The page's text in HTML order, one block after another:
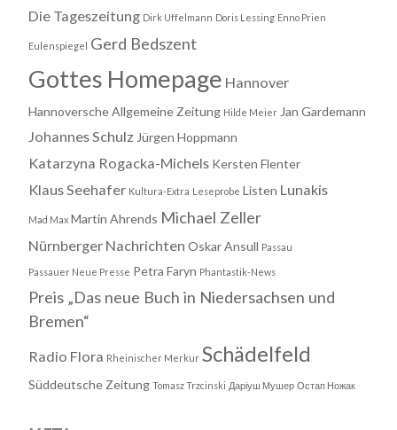
Die Tageszeitung Dirk Uffelmann Doris Lessing Enno Prien
Eulenspiegel Gerd Bedszent
Gottes Homepage Hannover
Hannoversche Allgemeine Zeitung Hilde Meier Jan Gardemann
Johannes Schulz Jürgen Hoppmann
Katarzyna Rogacka-Michels Kersten Flenter
Klaus Seehafer Kultura-Extra Leseprobe Listen Lunakis
Mad Max Martin Ahrends Michael Zeller
Nürnberger Nachrichten Oskar Ansull Passau
Passauer Neue Presse Petra Faryn Phantastik-News
Preis „Das neue Buch in Niedersachsen und
Bremen“
Radio Flora Rheinischer Merkur Schädelfeld
Süddeutsche Zeitung Tomasz Trzcinski Даріуш Мушер Остап Ножак